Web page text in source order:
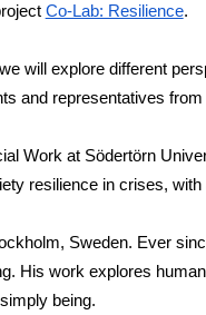
Co-Lab: Resilience.
will explore different
and representatives
Work at Södertörn
resilience in crises,
Sweden. Ever
His work explores
being.